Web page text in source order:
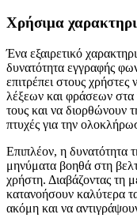
Χρήσιμα
Ένα εξαιρετικό
δυνατότητα εγγραφής
επιτρέπει στους
λέξεων και φράσεων στα
τους και να διορθώνουν
πτυχές για την
Επιπλέον, η δυνατότητα
μηνύματα βοηθά στη
χρήστη. Διαβάζοντας τη
κατανοήσουν καλύτερα
ακόμη και να